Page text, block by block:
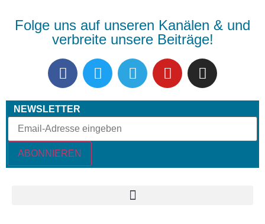
Folge uns auf unseren Kanälen & und
verbreite unsere Beiträge!
NEWSLETTER